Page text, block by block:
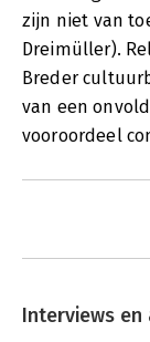
zijn niet van
Dreimüller).
Breder
van een
vooroordeel
Interviews en